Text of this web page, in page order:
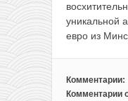
уникальной
евро из
Комментарии:
Комментарии